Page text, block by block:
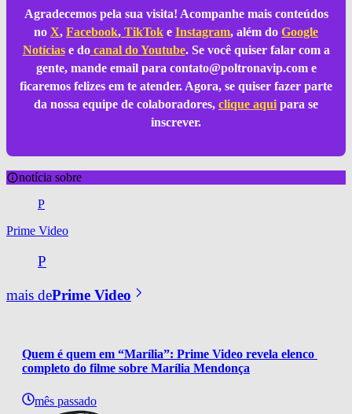
Agradecemos pela sua visita! Acompanhe mais conteúdos
no X, Facebook, TikTok e Instagram, além do Google
Notíciase docanal do Youtube. Se você quiser falar com a
gente, mande email para contato@poltronavip.come
ficaremos felizes em te atender. Agora, se quiser fazer parte
da nossa equipe de colaboradores, clique aqui para se
inscrever.
notícia sobre
P
Prime Video
P
mais dePrime Video
Quem é quem em “Marília”: Prime Video revela elenco
completo do filme sobre Marília Mendonça
mês passado